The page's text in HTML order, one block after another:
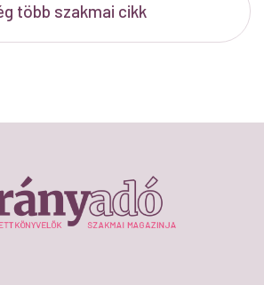
több szakmai cikk